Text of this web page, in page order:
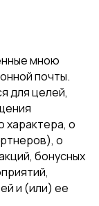
мною
почты.
для целей,
характера, о
о
бонусных
и (или) ее